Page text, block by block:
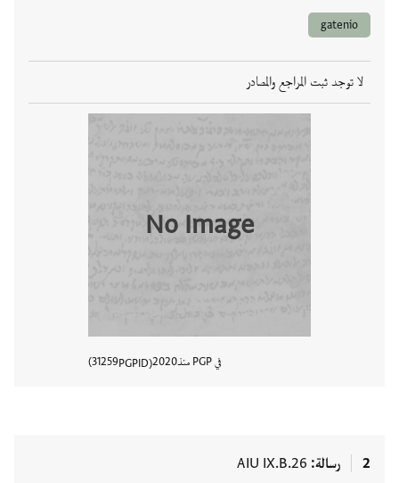
gatenio
لا توجد ثبت المراجع والمصادر
No Image
في PGP منذ 2020
PGPID
31259
2 رسالة AIU IX.B.26